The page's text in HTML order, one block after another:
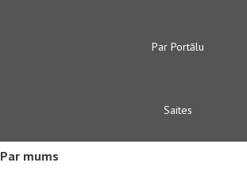
Par Portālu
Saites
Par mums